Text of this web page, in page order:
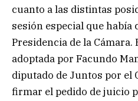
cuanto a las distintas
sesión especial que había
Presidencia de la
adoptada por Facundo
diputado de Juntos por el
firmar el pedido de juicio